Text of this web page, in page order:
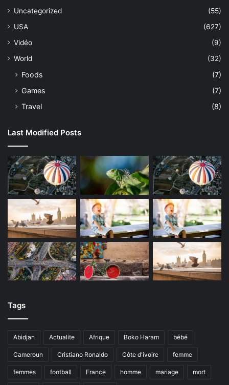
Uncategorized
(55)
USA
(627)
Vidéo
(9)
World
(32)
Foods
(7)
Games
(7)
Travel
(8)
Last Modified Posts
Tags
Abidjan Actualite Afrique Boko Haram bébé
Cameroun Cristiano Ronaldo Côte d'ivoire femme
femmes football France homme mariage mort